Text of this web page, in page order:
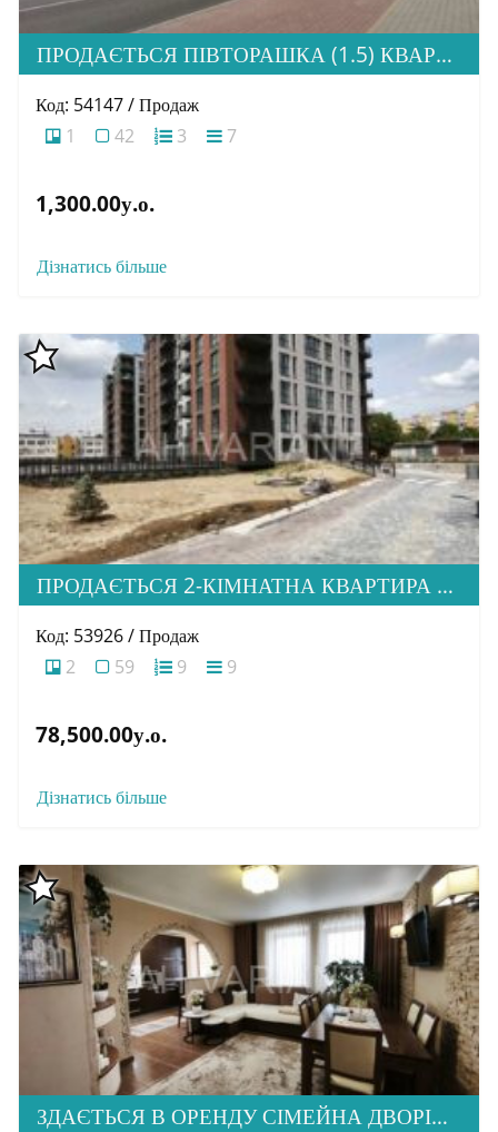
ПРОДАЄТЬСЯ ПІВТОРАШКА (1.5) КВАРТИРА З ІДЕАЛЬНОЮ ЛОКАЦІЄЮ, ЖК HOME
Код: 54147 / Продаж
1
42 3 7
1,300.00у.о.
Дізнатись більше
ПРОДАЄТЬСЯ 2-КІМНАТНА КВАРТИРА В М. УЖГОРОД, ВУЛ. ТЛЕХАСА 19, ЖК “WEST TOWERS”
Код: 53926 / Продаж
2
59 9 9
78,500.00у.о.
Дізнатись більше
ЗДАЄТЬСЯ В ОРЕНДУ СІМЕЙНА ДВОРІВНЕВА КВАРТИРА В М. УЖГОРОД